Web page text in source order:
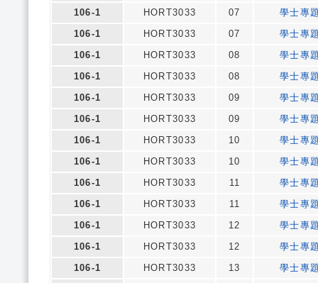
106-1
HORT3033 07
學士專
106-1
HORT3033 07
學士專
106-1
HORT3033 08
學士專
106-1
HORT3033 08
學士專
106-1
HORT3033 09
學士專
106-1
HORT3033 09
學士專
106-1
HORT3033 10
學士專
106-1
HORT3033 10
學士專
106-1
HORT3033 11
學士專
106-1
HORT3033 11
學士專
106-1
HORT3033 12
學士專
106-1
HORT3033 12
學士專
106-1
HORT3033 13
學士專